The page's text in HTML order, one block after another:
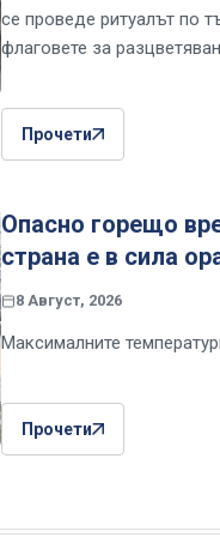
се проведе ритуалът по
флаговете за
Прочети
Опасно горещо
страна е в сила
8 Август, 2026
Максималните
Прочети